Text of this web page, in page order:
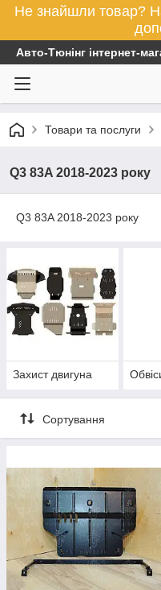
Не знайшли товар?
Авто-Тюнінг інтернет-
Товари та послуги
Q3 83A 2018-2023 року
Q3 83A 2018-2023 року
Захист двигуна
Сортування